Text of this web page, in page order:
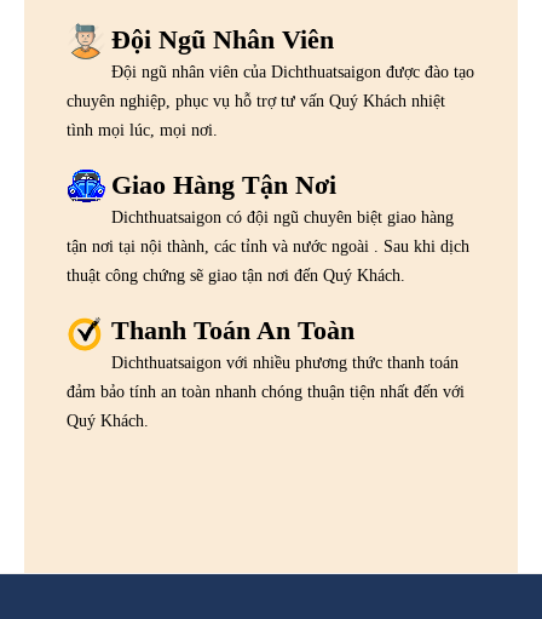
Đội Ngũ Nhân Viên
Đội ngũ nhân viên của Dichthuatsaigon được đào tạo
chuyên nghiệp, phục vụ hỗ trợ tư vấn Quý Khách nhiệt
tình mọi lúc, mọi nơi.
Giao Hàng Tận Nơi
Dichthuatsaigon có đội ngũ chuyên biệt giao hàng
tận nơi tại nội thành, các tỉnh và nước ngoài . Sau khi dịch
thuật công chứng sẽ giao tận nơi đến Quý Khách.
Thanh Toán An Toàn
Dichthuatsaigon với nhiều phương thức thanh toán
đảm bảo tính an toàn nhanh chóng thuận tiện nhất đến với
Quý Khách.